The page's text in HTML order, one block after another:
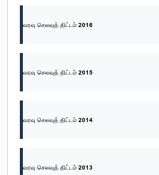
வரவு செலவுத் திட்டம் 2016
வரவு செலவுத் திட்டம் 2015
வரவு செலவுத் திட்டம் 2014
வரவு செலவுத் திட்டம் 2013